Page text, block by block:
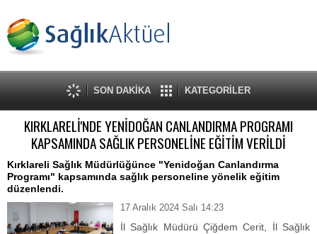
SON DAKİKA KATEGORİLER
KIRKLARELİ'NDE YENİDOĞAN CANLANDIRMA PROGRAMI
KAPSAMINDA SAĞLIK PERSONELİNE EĞİTİM VERİLDİ
Kırklareli Sağlık Müdürlüğünce "Yenidoğan Canlandırma
Programı" kapsamında sağlık personeline yönelik eğitim
düzenlendi.
17 Aralık 2024 Salı 14:23
İl Sağlık Müdürü Çiğdem Cerit, İl Sağlık